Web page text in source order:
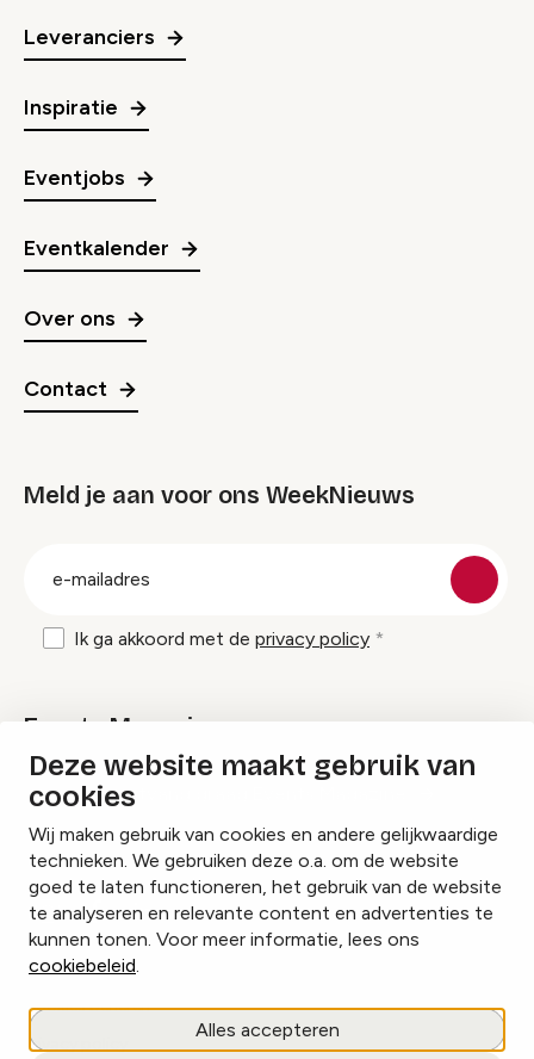
Deze website maakt gebruik van
cookies
Wij maken gebruik van cookies en andere gelijkwaardige
technieken. We gebruiken deze o.a. om de website
goed te laten functioneren, het gebruik van de website
te analyseren en relevante content en advertenties te
kunnen tonen. Voor meer informatie, lees ons
cookiebeleid.
Alles accepteren
Leveranciers
Inspiratie
Eventjobs
Eventkalender
Over ons
Contact
Meld je aan voor ons WeekNieuws
Ik ga akkoord met de privacy policy
Events Magazine
Ik ontvang graag Events Magazine
InstagramFacebookLinkedIn
Cookies beheren
Privacy policy